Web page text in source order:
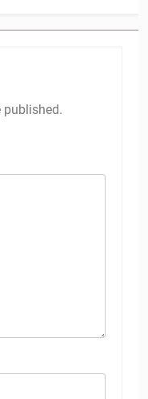
published.